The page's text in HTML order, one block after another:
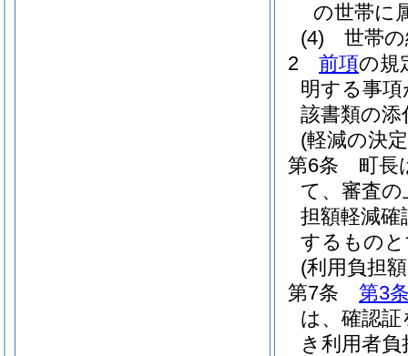
の世帯に
(4)
世帯
2
前項の規
明する事
該書類の
(軽減の決
第6条
町長
て、審査
担額軽減確
するもの
(利用負担
第7条
第3
は、確認
き利用者